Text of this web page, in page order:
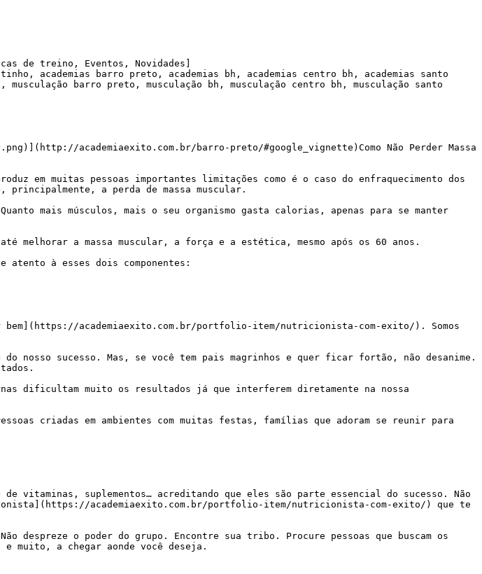
de treino, Eventos, Novidades]
academias barro preto, academias bh, academias centro bh, academias santo
barro preto, musculação bh, musculação centro bh, musculação santo
academiaexito.com.br/barro-preto/#google_vignette)Como Não Perder Massa
a perda de massa muscular.
academiaexito.com.br/portfolio-item/nutricionista-com-exito/) que te
muito, a chegar aonde você deseja.